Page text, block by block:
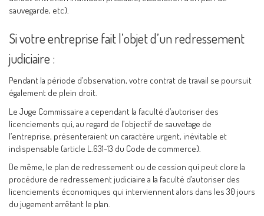
sauvegarde, etc).
Si votre entreprise fait l’objet d’un redressement
judiciaire :
Pendant la période d’observation, votre contrat de travail se poursuit
également de plein droit.
Le Juge Commissaire a cependant la faculté d’autoriser des
licenciements qui, au regard de l’objectif de sauvetage de
l’entreprise, présenteraient un caractère urgent, inévitable et
indispensable (article L.631-13 du Code de commerce).
De même, le plan de redressement ou de cession qui peut clore la
procédure de redressement judiciaire a la faculté d’autoriser des
licenciements économiques qui interviennent alors dans les 30 jours
du jugement arrêtant le plan.